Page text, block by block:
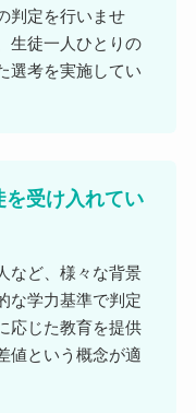
判定を行いませ
生徒一人ひとりの
選考を実施してい
受け入れてい
など、様々な背景
な学力基準で判定
応じた教育を提供
値という概念が適